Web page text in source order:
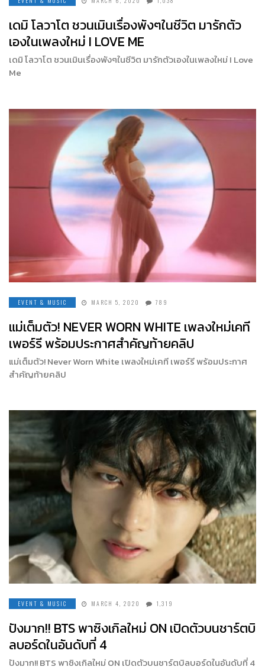
เดมิ โลวาโต ชวนเมินเรื่องพังๆในชีวิต มารักตัว
เองในเพลงใหม่ I LOVE ME
เดมิ โลวาโต ชวนเมินเรื่องพังๆในชีวิต มารักตัวเองในเพลงใหม่ I Love
Me
EVENT & MUSIC MARCH 5, 2020 789
แม่เต็มตัว! NEVER WORN WHITE เพลงใหม่เคที
เพอร์รี พร้อมประกาศสำคัญท้ายคลิป
แม่เต็มตัว! Never Worn White เพลงใหม่เคที เพอร์รี พร้อมประกาศ
สำคัญท้ายคลิป
EVENT & MUSIC MARCH 4, 2020 1,319
ปังมาก!! BTS พาซิงเกิลใหม่ ON เปิดตัวบนชาร์ตบิ
ลบอร์ดในอันดับที่ 4
ปังมาก!! BTS พาซิงเกิลใหม่ ON เปิดตัวบนชาร์ตบิลบอร์ดในอันดับที่ 4